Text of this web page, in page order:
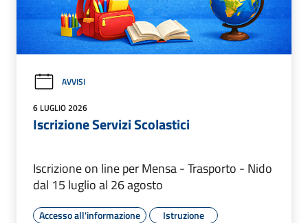
AVVISI
6 LUGLIO 2026
Iscrizione Servizi Scolastici
Iscrizione on line per Mensa - Trasporto - Nido
dal 15 luglio al 26 agosto
Accesso all'informazione Istruzione